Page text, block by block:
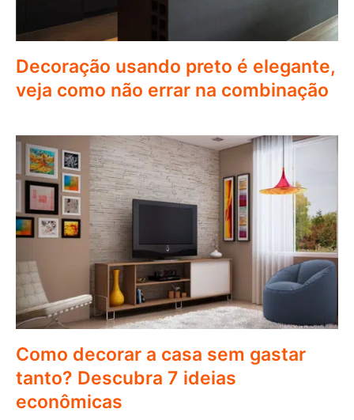
Decoração usando preto é elegante,
veja como não errar na combinação
Como decorar a casa sem gastar
tanto? Descubra 7 ideias
econômicas